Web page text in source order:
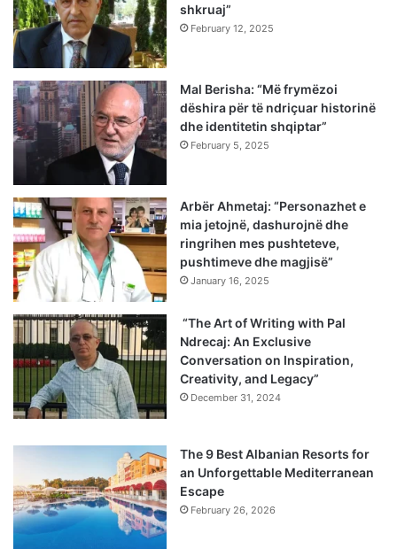
shkruaj”
February 12, 2025
Mal Berisha: “Më frymëzoi
dëshira për të ndriçuar historinë
dhe identitetin shqiptar”
February 5, 2025
Arbër Ahmetaj: “Personazhet e
mia jetojnë, dashurojnë dhe
ringrihen mes pushteteve,
pushtimeve dhe magjisë”
January 16, 2025
“The Art of Writing with Pal
Ndrecaj: An Exclusive
Conversation on Inspiration,
Creativity, and Legacy”
December 31, 2024
The 9 Best Albanian Resorts for
an Unforgettable Mediterranean
Escape
February 26, 2026